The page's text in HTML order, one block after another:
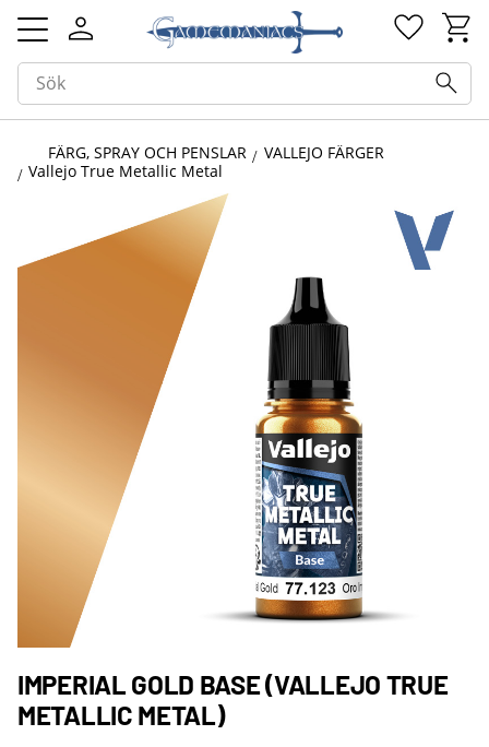
Meny
FÄRG, SPRAY OCH PENSLAR
VALLEJO FÄRGER
Vallejo True Metallic Metal
IMPERIAL GOLD BASE (VALLEJO TRUE
METALLIC METAL)